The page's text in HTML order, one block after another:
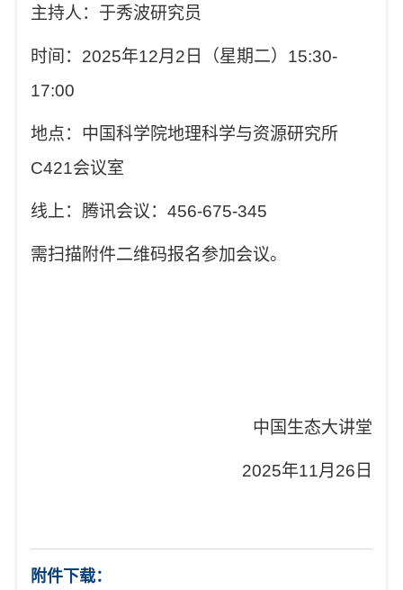
主持人：于秀波研究员
时间： 2025年12月 2 日（星期二） 15:30-
17:00
地点：中国科学院地理科学与资源研究所
C421会议室
线上：腾讯会议：456-675-345
需扫描附件二维码报名参加会议。
中国生态大讲堂
2025年11月 26 日
附件下载：